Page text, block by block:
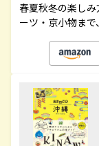
春夏秋冬の楽し
ーツ・京小物ま